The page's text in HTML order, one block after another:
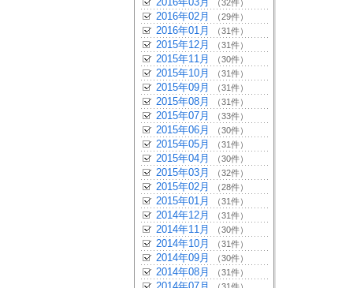
（32件）
2016年02月 （29件）
2016年01月 （31件）
2015年12月 （31件）
2015年11月 （30件）
2015年10月 （31件）
2015年09月 （31件）
2015年08月 （31件）
2015年07月 （33件）
2015年06月 （30件）
2015年05月 （31件）
2015年04月 （30件）
2015年03月 （32件）
2015年02月 （28件）
2015年01月 （31件）
2014年12月 （31件）
2014年11月 （30件）
2014年10月 （31件）
2014年09月 （30件）
2014年08月 （31件）